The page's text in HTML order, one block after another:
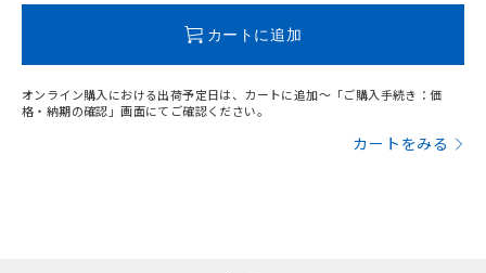
カートに追加
オンライン購入における出荷予定日は、カートに追加～「ご購入手続き：価
格・納期の確認」画面にてご確認ください。
カートをみる